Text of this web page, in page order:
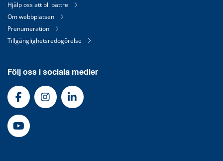
Hjälp oss att bli bättre
Om webbplatsen
Prenumeration
Tillgänglighetsredogörelse
Följ oss i sociala medier